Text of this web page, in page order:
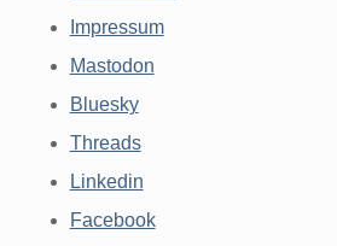
Impressum
Mastodon
Bluesky
Threads
Linkedin
Facebook